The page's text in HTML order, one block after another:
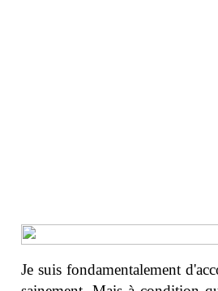
Je suis fondamentalement